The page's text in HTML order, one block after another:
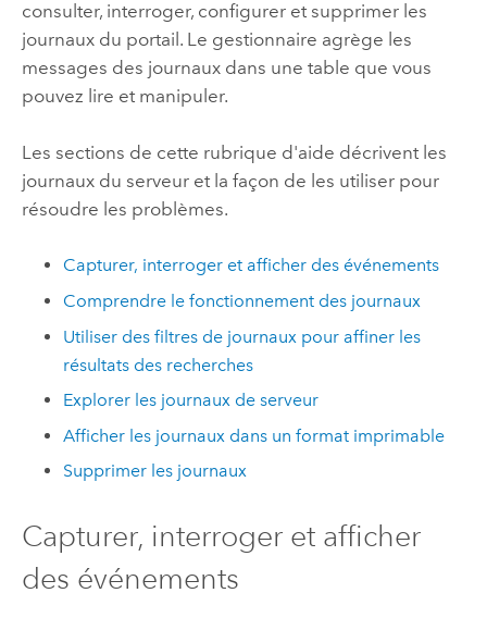
consulter, interroger, configurer et supprimer les
journaux du portail. Le gestionnaire agrège les
messages des journaux dans une table que vous
pouvez lire et manipuler.
Les sections de cette rubrique d'aide décrivent les
journaux du serveur et la façon de les utiliser pour
résoudre les problèmes.
Capturer, interroger et afficher des événements
Comprendre le fonctionnement des journaux
Utiliser des filtres de journaux pour affiner les
résultats des recherches
Explorer les journaux de serveur
Afficher les journaux dans un format imprimable
Supprimer les journaux
Capturer, interroger et afficher
des événements